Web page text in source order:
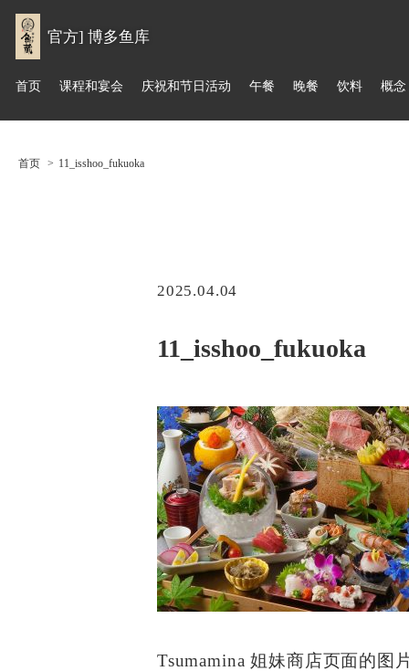
官方] 博多鱼库
首页 课程和宴会 庆祝和节日活动 午餐 晚餐 饮料 概念
首页 11_isshoo_fukuoka
2025.04.04
11_isshoo_fukuoka
Tsumamina 姐妹商店页面的图